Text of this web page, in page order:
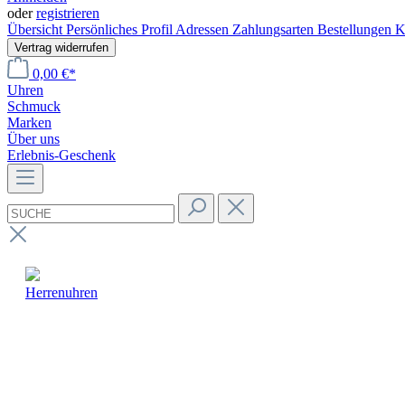
oderregistrieren
Übersicht Persönliches Profil Adressen Zahlungsarten Bestellungen
Vertrag widerrufen
0,00 €*
Uhren
Schmuck
Marken
Über uns
Erlebnis-Geschenk
Herrenuhren